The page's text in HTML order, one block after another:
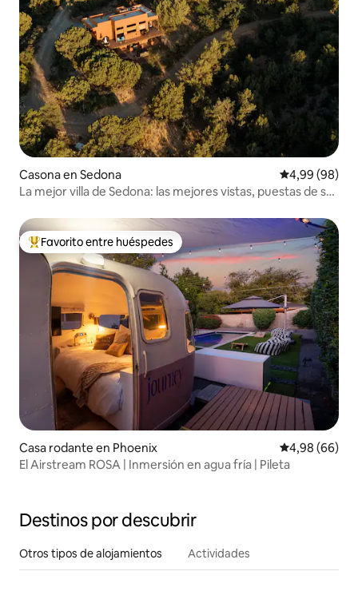
Casona en Sedona Calificación
4,99 (98)
La mejor villa de Sedona: las mejores vistas, puestas de sol
Favorito entre los huéspedes más destacados
Favorito entre huéspedes
Casa rodante en Phoenix Calificación
4,98 (66)
El Airstream ROSA | Inmersión en agua fría | Pileta
Destinos por descubrir
Otros tipos de alojamientos Actividades